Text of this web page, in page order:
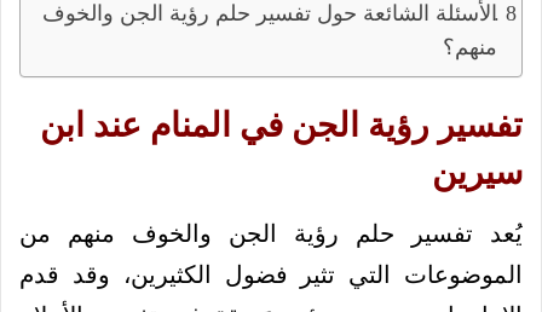
الأسئلة الشائعة حول تفسير حلم رؤية الجن والخوف
منهم؟
تفسير رؤية الجن في المنام عند ابن
سيرين
يُعد تفسير حلم رؤية الجن والخوف منهم من
الموضوعات التي تثير فضول الكثيرين، وقد قدم